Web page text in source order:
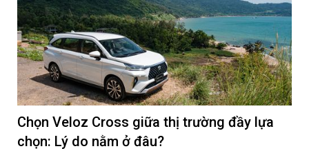
Chọn Veloz Cross giữa thị trường đầy lựa
chọn: Lý do nằm ở đâu?